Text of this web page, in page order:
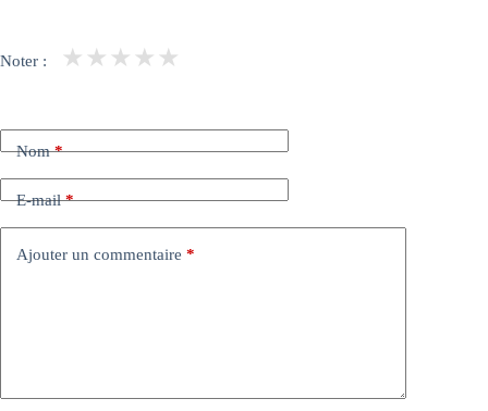
Noter : ★
★
★
★
★
Nom*
E-mail*
Ajouter un commentaire *